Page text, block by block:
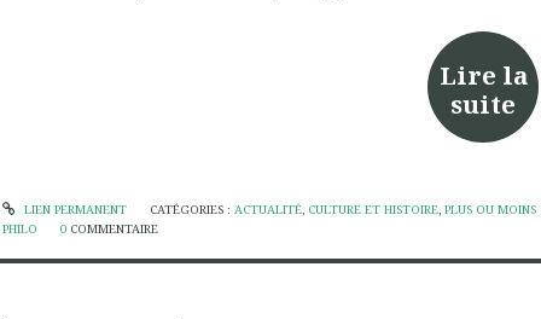
Lire la
suite
LIEN PERMANENT CATÉGORIES : ACTUALITÉ, CULTURE ET HISTOIRE, PLUS OU MOINS
PHILO
0 COMMENTAIRE